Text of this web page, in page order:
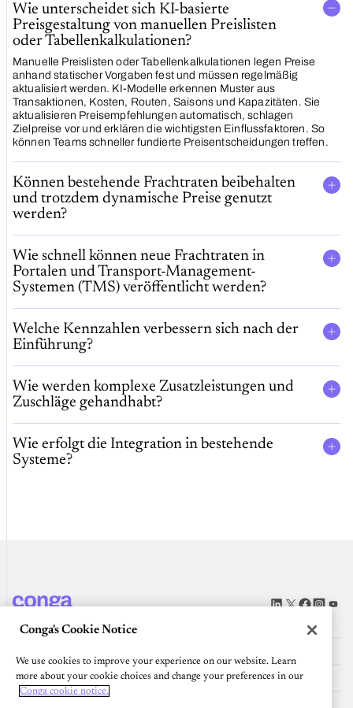
Wie unterscheidet sich KI-basierte
Preisgestaltung von manuellen Preislisten
oder Tabellenkalkulationen?
Manuelle Preislisten oder Tabellenkalkulationen legen Preise
anhand statischer Vorgaben fest und müssen regelmäßig
aktualisiert werden. KI-Modelle erkennen Muster aus
Transaktionen, Kosten, Routen, Saisons und Kapazitäten. Sie
aktualisieren Preisempfehlungen automatisch, schlagen
Zielpreise vor und erklären die wichtigsten Einflussfaktoren. So
können Teams schneller fundierte Preisentscheidungen treffen.
Können bestehende Frachtraten beibehalten
und trotzdem dynamische Preise genutzt
werden?
Wie schnell können neue Frachtraten in
Portalen und Transport-Management-
Systemen (TMS) veröffentlicht werden?
Welche Kennzahlen verbessern sich nach der
Einführung?
Wie werden komplexe Zusatzleistungen und
Zuschläge gehandhabt?
Wie erfolgt die Integration in bestehende
Systeme?
PLATTFORM
Community
Conga's Cookie Notice
We use cookies to improve your experience on our website. Learn
more about your cookie choices and change your preferences in our
Conga cookie notice.